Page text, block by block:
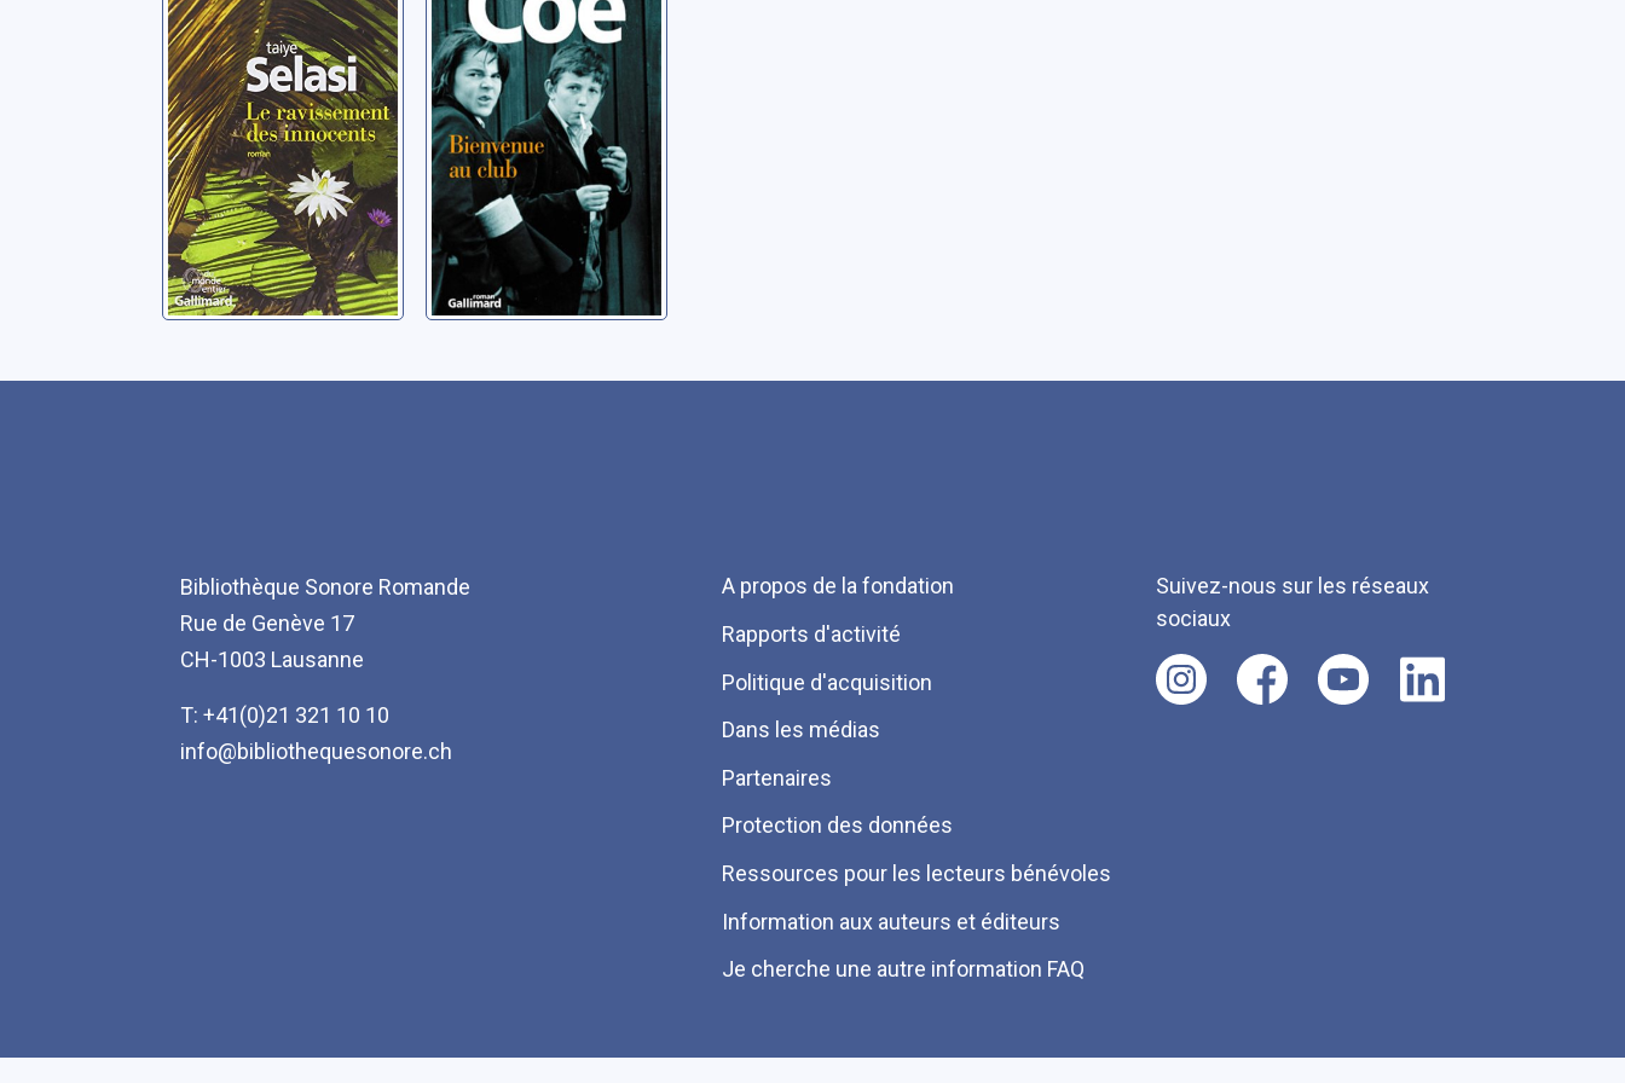
des innocents:
roman
Selasi, Taiye
club: roman
Coe, Jonathan
Bibliothèque Sonore Romande
Rue de Genève 17
CH-1003 Lausanne
T: +41(0)21 321 10 10
info@bibliothequesonore.ch
Menu
Pied
de
page
A propos de la fondation
Rapports d'activité
Politique d'acquisition
Dans les médias
Partenaires
Protection des données
Ressources pour les lecteurs bénévoles
Information aux auteurs et éditeurs
Je cherche une autre information FAQ
Suivez-nous sur les réseaux
sociaux